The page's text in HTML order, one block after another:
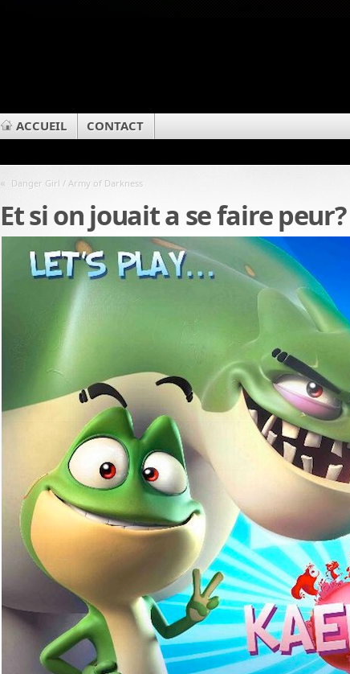
ACCUEIL CONTACT
« Danger Girl / Army of Darkness
Et si on jouait a se faire peur?